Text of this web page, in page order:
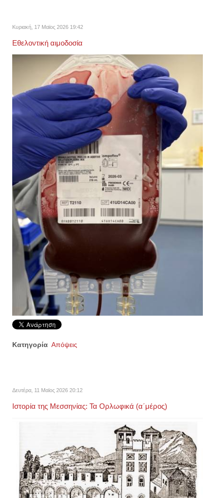
Κυριακή, 17 Μαϊος 2026 19:42
Εθελοντική αιμοδοσία
Κατηγορία Απόψεις
Δευτέρα, 11 Μαϊος 2026 20:12
Ιστορία της Μεσσηνίας: Τα Ορλωφικά (α΄μέρος)